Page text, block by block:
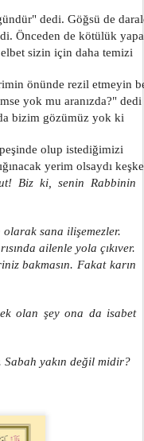
dedi. Göğsü de
Önceden de kötülük
sizin için daha temizi
önünde rezil etmeyin
yok mu aranızda?" dedi
bizim gözümüz yok ki
olup istediğimizi
yerim olsaydı
Biz ki, senin Rabbinin
sana ilişemezler.
ailenle yola çıkıver.
yakın değil midir?